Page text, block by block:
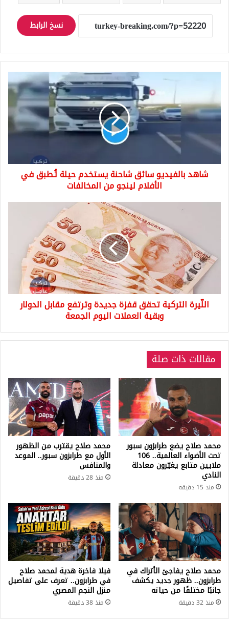
نسخ الرابط
سائق
شاحنة
يستخدم
تُطبق
في
الأفلام
لينجوشاهد بالفيديو سائق شاحنة يستخدم حيلة تُطبق في
الأفلام لينجو من المخالفات
جديدة
وترتفع
مقابل
وبقية
العملات
اللّيرة التركية تحقق قفزة جديدة وترتفع مقابل الدولار
وبقية العملات اليوم الجمعة
مقالات ذات صلة
محمد صلاح يضع طرابزون سبور
تحت الأضواء العالمية.. 106
ملايين متابع يغيّرون معادلة
النادي
منذ 15 دقيقة
محمد صلاح يقترب من الظهور
الأول مع طرابزون سبور.. الموعد
والمنافس
منذ 28 دقيقة
محمد صلاح يفاجئ الأتراك في
طرابزون.. ظهور جديد يكشف
جانبًا مختلفًا من حياته
منذ 32 دقيقة
فيلا فاخرة هدية لمحمد صلاح
في طرابزون.. تعرف على تفاصيل
منزل النجم المصري
منذ 38 دقيقة